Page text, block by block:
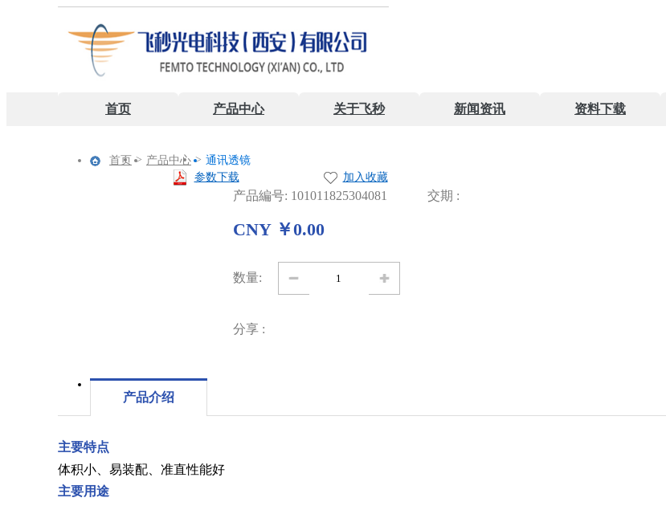
首页 产品中心 关于飞秒 新闻资讯 资料下载
首页 > 产品中心 > 通讯透镜
参数下载
加入收藏
产品編号: 101011825304081 交期 :
CNY ￥0.00
数量:
分享 :
产品介绍
主要特点
体积小、易装配、准直性能好
主要用途